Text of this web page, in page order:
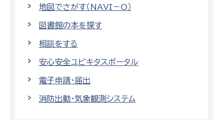
地図でさがす（NAVI－O）
図書館の本を探す
相談をする
安心安全ユビキタスポータル
電子申請・届出
消防出動・気象観測システム